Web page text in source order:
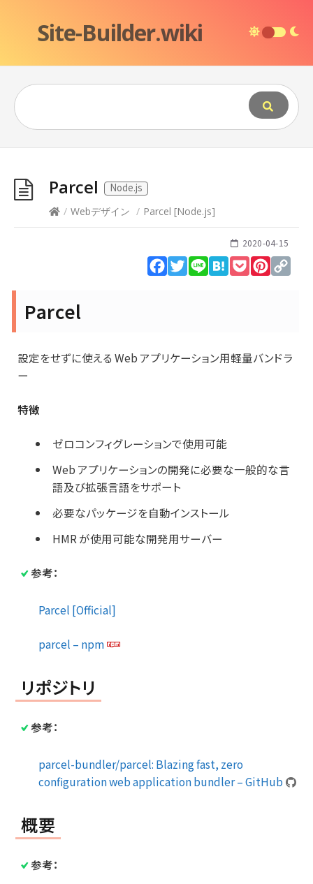
Site-Builder.wiki
Parcel
Node.js
/ Webデザイン / Parcel [Node.js]
2020-04-15
Facebook
Twitter
Line HatenaPocket
Parcel
設定をせずに使える Web アプリケーション用軽量バンドラ
ー
特徴
ゼロコンフィグレーションで使用可能
Web アプリケーションの開発に必要な一般的な言
語及び拡張言語をサポート
必要なパッケージを自動インストール
HMR が使用可能な開発用サーバー
参考：
Parcel [Official]
parcel – npm
リポジトリ
参考：
parcel-bundler/parcel: Blazing fast, zero
configuration web application bundler – GitHub
概要
参考：